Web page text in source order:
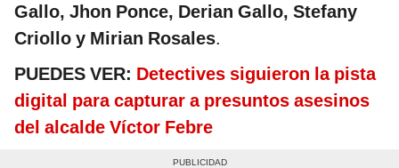
Gallo, Jhon Ponce, Derian Gallo, Stefany
Criollo y Mirian Rosales.
PUEDES VER: Detectives siguieron la pista
digital para capturar a presuntos asesinos
del alcalde Víctor Febre